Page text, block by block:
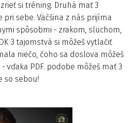
si tréning. Druhá mať 3
sebe. Väčšina z nás prijíma
spôsobmi - zrakom, sluchom,
3 tajomstvá si môžeš vytlačiť
niečo, čoho sa doslova môžeš
vďaka PDF. podobe môžeš mať 3
so sebou!